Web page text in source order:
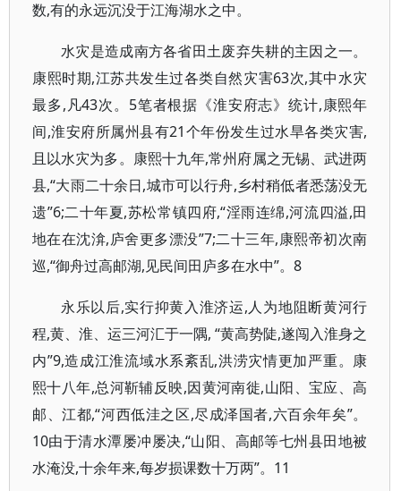
数,有的永远沉没于江海湖水之中。
水灾是造成南方各省田土废弃失耕的主因之一。
康熙时期,江苏共发生过各类自然灾害63次,其中水灾
最多,凡43次。5笔者根据《淮安府志》统计,康熙年
间,淮安府所属州县有21个年份发生过水旱各类灾害,
且以水灾为多。康熙十九年,常州府属之无锡、武进两
县,“大雨二十余日,城市可以行舟,乡村稍低者悉荡没无
遗”6;二十年夏,苏松常镇四府,“淫雨连绵,河流四溢,田
地在在沈渰,庐舍更多漂没”7;二十三年,康熙帝初次南
巡,“御舟过高邮湖,见民间田庐多在水中”。8
永乐以后,实行抑黄入淮济运,人为地阻断黄河行
程,黄、淮、运三河汇于一隅, “黄高势陡,遂闯入淮身之
内”9,造成江淮流域水系紊乱,洪涝灾情更加严重。康
熙十八年,总河靳辅反映,因黄河南徙,山阳、宝应、高
邮、江都,“河西低洼之区,尽成泽国者,六百余年矣”。
10由于清水潭屡冲屡决,“山阳、高邮等七州县田地被
水淹没,十余年来,每岁损课数十万两”。11